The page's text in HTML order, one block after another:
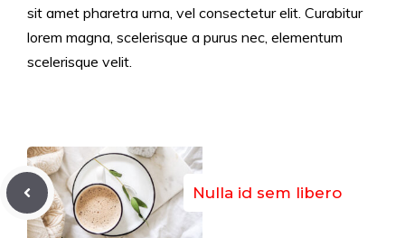
sit amet pharetra urna, vel consectetur elit. Curabitur
lorem magna, scelerisque a purus nec, elementum
scelerisque velit.
Nulla id sem libero